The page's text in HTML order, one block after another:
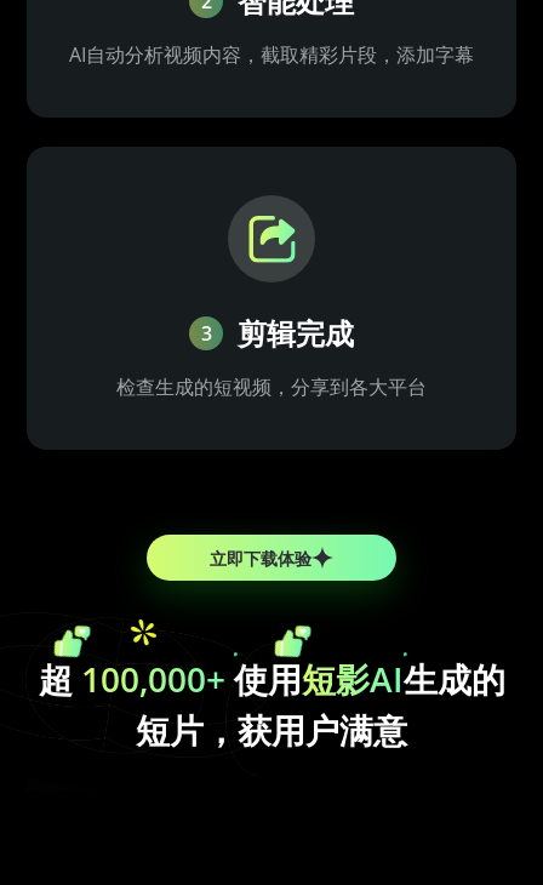
AI自动分析视频内容，截取精彩片段，添加字幕
3 剪辑完成
检查生成的短视频，分享到各大平台
立即下载体验
超 100,000+使用短影AI生成的
短片，获用户满意